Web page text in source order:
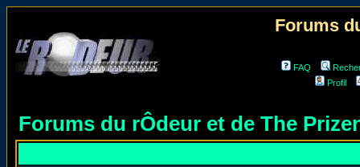
Forums
FAQ
Profil
Forums du rÔdeur et de The